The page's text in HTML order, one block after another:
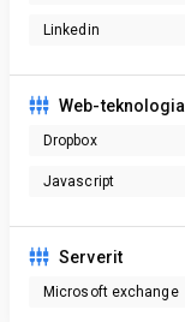
Linkedin
Web-teknologia
Dropbox
Javascript
Serverit
Microsoft exchange